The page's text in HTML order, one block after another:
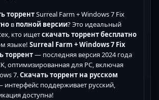
торрентSurreal Farm + Windows 7 Fix
в полной версии? Это идеальный
кто ищетскачать торрент бесплатно
языке! Surreal Farm + Windows 7 Fix
торрент— последняя версия 2024 года
оптимизированная для PC, включая
7.Скачать торрент на русском
поддерживает русский,
доступна!